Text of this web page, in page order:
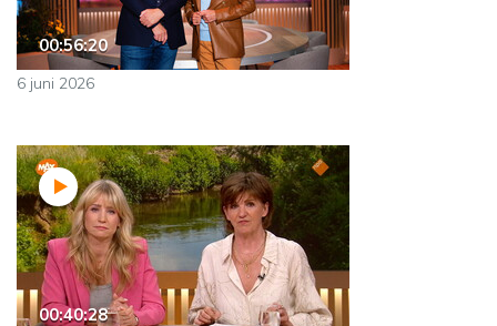
00:56:20
6 juni 2026
00:40:28